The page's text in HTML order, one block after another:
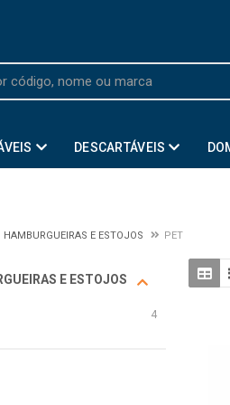
DESCARTÁVEIS
HAMBURGUEIRAS E ESTOJOS PET
E ESTOJOS
4